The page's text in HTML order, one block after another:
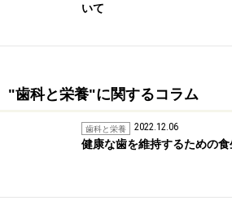
いて
"歯科と栄養"に関するコラム
歯科と栄養 2022.12.06
健康な歯を維持するための